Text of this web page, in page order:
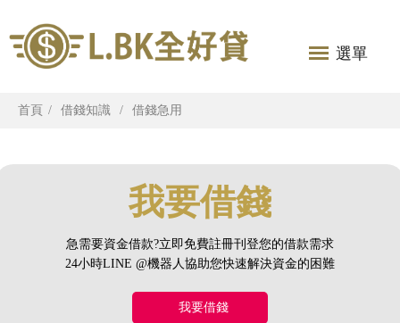
選單
首頁 借錢知識 借錢急用
我要借錢
急需要資金借款?立即免費註冊刊登您的借款需求
24小時LINE @機器人協助您快速解決資金的困難
我要借錢